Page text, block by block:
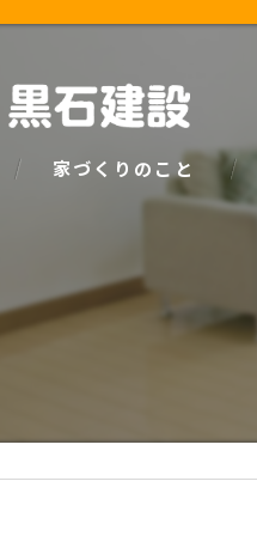
家づくりのこと
家づくりで大事な「お金の